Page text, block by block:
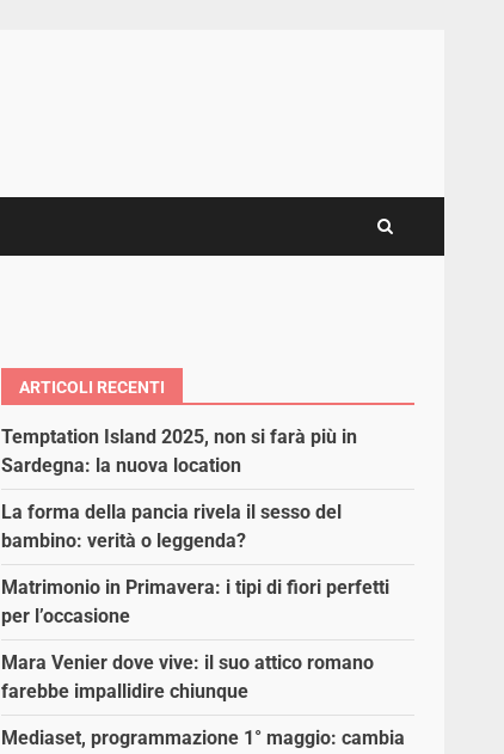
ARTICOLI RECENTI
Temptation Island 2025, non si farà più in
Sardegna: la nuova location
La forma della pancia rivela il sesso del
bambino: verità o leggenda?
Matrimonio in Primavera: i tipi di fiori perfetti
per l’occasione
Mara Venier dove vive: il suo attico romano
farebbe impallidire chiunque
Mediaset, programmazione 1° maggio: cambia